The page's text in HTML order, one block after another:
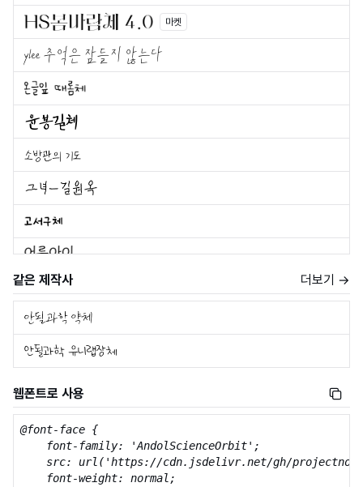
마켓
같은 제작사 더보기 →
웹폰트로 사용
@font-face {
    font-family: 'AndolScienceOrbit';
src: url('https://cdn.jsdelivr.net/gh/
    font-weight: normal;